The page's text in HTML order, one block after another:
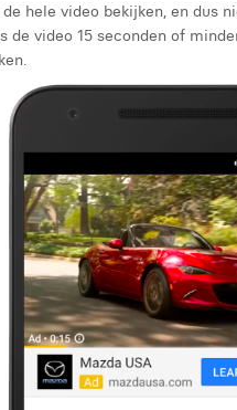
hele video bekijken, en dus
de video 15 seconden of